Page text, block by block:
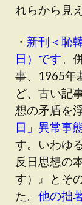
れらから見
・ 新刊＜恥
日）です。
事、1965年
ど、古い記
想の矛盾を
日」異常事
す。いわゆ
反日思想の
す）』とそ
た。 他の拙